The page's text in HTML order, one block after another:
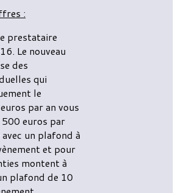
:
prestataire
Le nouveau
des
qui
le
par an vous
euros par
un plafond à
et pour
montent à
plafond de 10